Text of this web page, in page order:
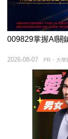
009829掌握AI關
PR・大華
2026-08-07